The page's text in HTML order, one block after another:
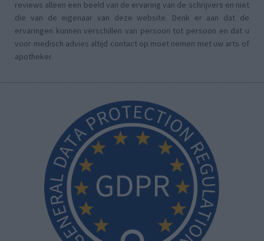
reviews alleen een beeld van de ervaring van de schrijvers en niet
die van de eigenaar van deze website. Denk er aan dat de
ervaringen kunnen verschillen van persoon tot persoon en dat u
voor medisch advies altijd contact op moet nemen met uw arts of
apotheker.